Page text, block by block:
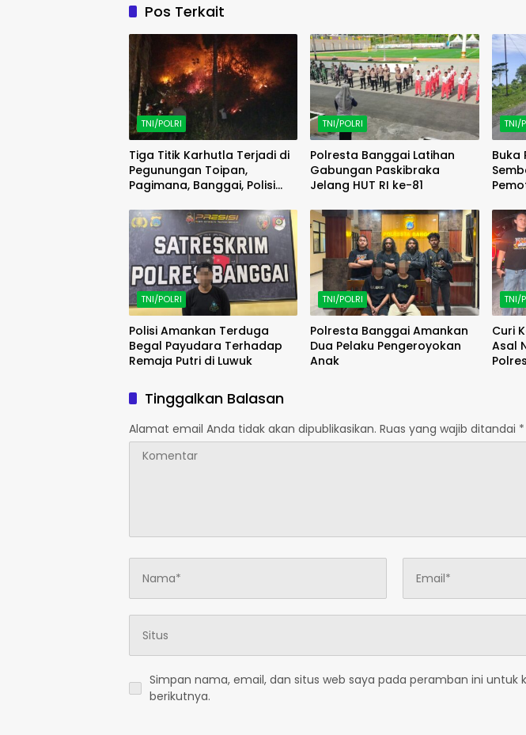
Pos Terkait
TNI/POLRI
Tiga Titik Karhutla Terjadi di
Pegunungan Toipan,
Pagimana, Banggai, Polisi
TNI/POLRI
Polresta Banggai Latihan
Gabungan Paskibraka
Jelang HUT RI ke-81
TNI/
Buka
TNI/POLRI
Polisi Amankan Terduga
Begal Payudara Terhadap
Remaja Putri di Luwuk
TNI/POLRI
Polresta Banggai Amankan
Dua Pelaku Pengeroyokan
Anak
TNI/
Curi
Asal
Tinggalkan Balasan
Alamat email Anda tidak akan dipublikasikan. Ruas yang wajib ditandai *
Simpan nama, email, dan situs web saya pada peramban ini untuk
berikutnya.